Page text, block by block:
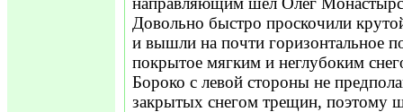
Довольно быстро проскочили
и вышли на почти горизонтальное
покрытое мягким и неглубоким
Бороко с левой стороны не
закрытых снегом трещин, поэтому